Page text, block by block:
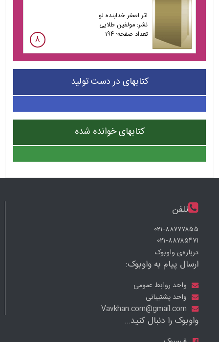
اثر اصغر خدابنده لو
نشر: مولفین طلایی
تعداد صفحه: ۱۹۴
۸
کتابهای در دست تولید
کتابهای خوانده شده
تلفن
۰۲۱-۸۸۷۷۷۸۵۵
۰۲۱-۸۸۷۸۵۴۷۱
درباره‌ی واوبوک
ارسال پیام به واوبوک:
واحد روابط عمومی
واحد پشتیبانی
واوبوک را دنبال کنید...